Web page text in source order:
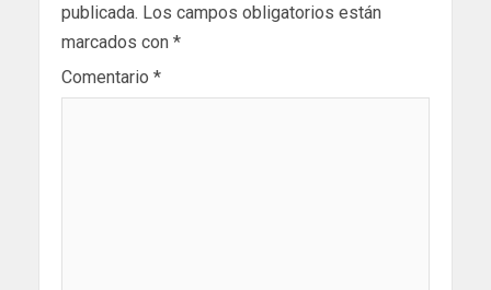
publicada. Los campos obligatorios están
marcados con *
Comentario *